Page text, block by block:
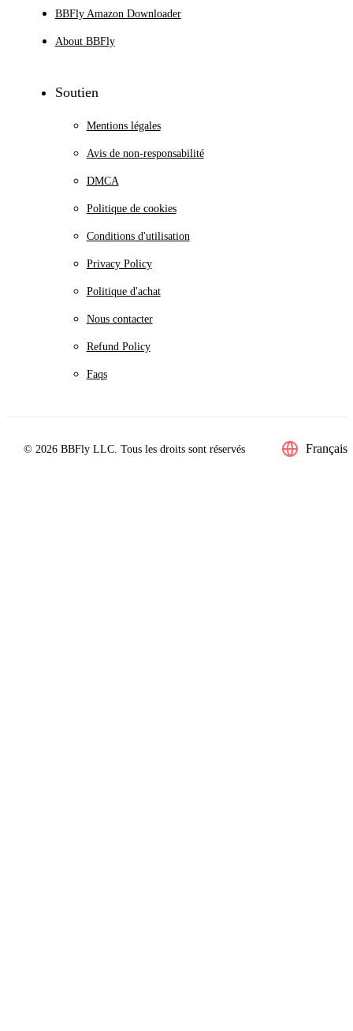
BBFly Amazon Downloader
About BBFly
Soutien
Mentions légales
Avis de non-responsabilité
DMCA
Politique de cookies
Conditions d'utilisation
Privacy Policy
Politique d'achat
Nous contacter
Refund Policy
Faqs
© 2026 BBFly LLC. Tous les droits sont réservés Français